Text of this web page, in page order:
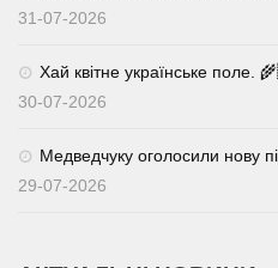
31-07-2026
Хай квітне українське поле.
30-07-2026
Медведчуку оголосили нову
29-07-2026